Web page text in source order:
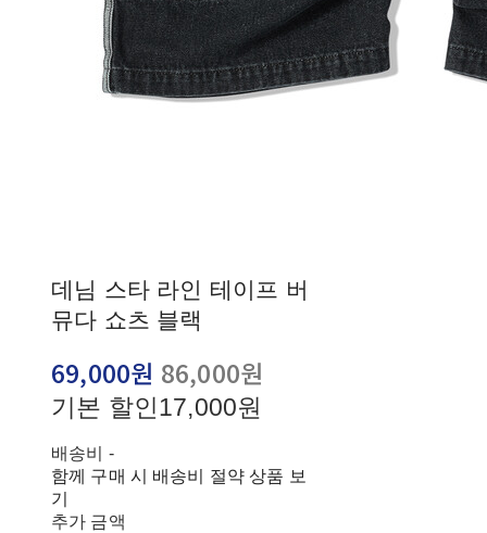
데님 스타 라인 테이프 버
뮤다 쇼츠 블랙
69,000원 86,000원
기본 할인17,000원
배송비 -
함께 구매 시 배송비 절약 상품 보
기
추가 금액